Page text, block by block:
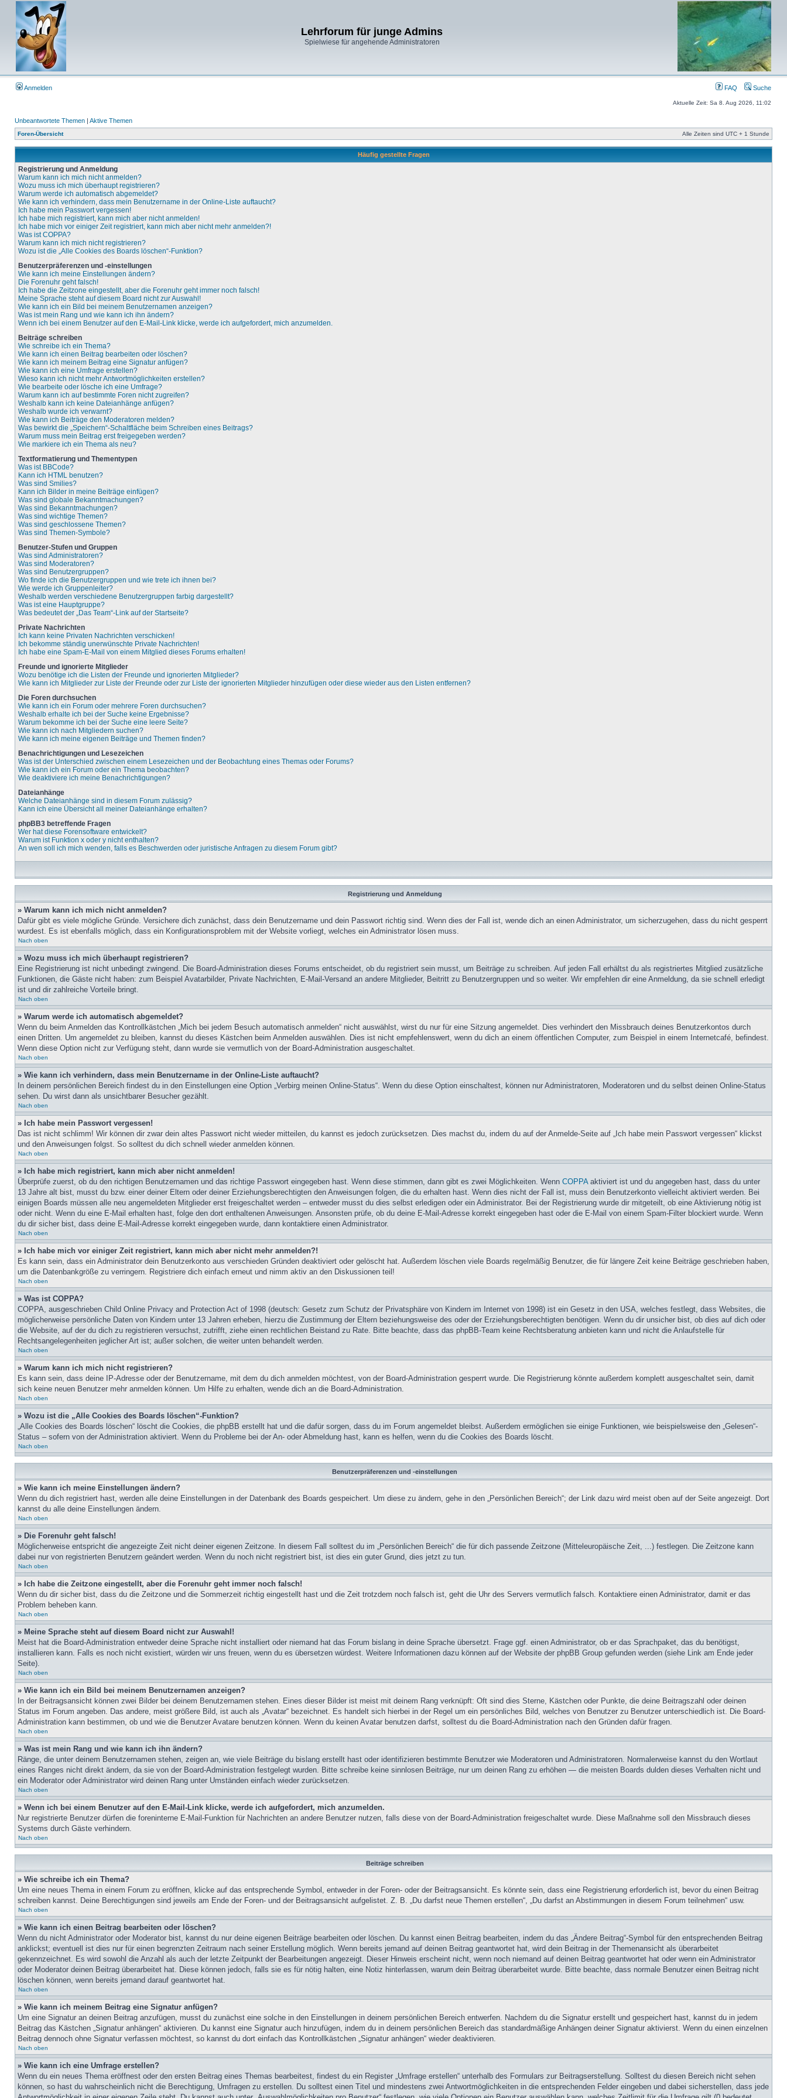
Lehrforum für junge Admins
Spielwiese für angehende Administratoren
Anmelden FAQ Suche
Aktuelle Zeit: Sa 8. Aug 2026, 11:02
Unbeantwortete Themen | Aktive Themen
Foren-Übersicht Alle Zeiten sind UTC + 1 Stunde
Häufig gestellte Fragen
Registrierung und Anmeldung
Warum kann ich mich nicht anmelden?
Wozu muss ich mich überhaupt registrieren?
Warum werde ich automatisch abgemeldet?
Wie kann ich verhindern, dass mein Benutzername in der Online-Liste auftaucht?
Ich habe mein Passwort vergessen!
Ich habe mich registriert, kann mich aber nicht anmelden!
Ich habe mich vor einiger Zeit registriert, kann mich aber nicht mehr anmelden?!
Was ist COPPA?
Warum kann ich mich nicht registrieren?
Wozu ist die „Alle Cookies des Boards löschen“-Funktion?
Benutzerpräferenzen und -einstellungen
Wie kann ich meine Einstellungen ändern?
Die Forenuhr geht falsch!
Ich habe die Zeitzone eingestellt, aber die Forenuhr geht immer noch falsch!
Meine Sprache steht auf diesem Board nicht zur Auswahl!
Wie kann ich ein Bild bei meinem Benutzernamen anzeigen?
Was ist mein Rang und wie kann ich ihn ändern?
Wenn ich bei einem Benutzer auf den E-Mail-Link klicke, werde ich aufgefordert, mich anzumelden.
Beiträge schreiben
Wie schreibe ich ein Thema?
Wie kann ich einen Beitrag bearbeiten oder löschen?
Wie kann ich meinem Beitrag eine Signatur anfügen?
Wie kann ich eine Umfrage erstellen?
Wieso kann ich nicht mehr Antwortmöglichkeiten erstellen?
Wie bearbeite oder lösche ich eine Umfrage?
Warum kann ich auf bestimmte Foren nicht zugreifen?
Weshalb kann ich keine Dateianhänge anfügen?
Weshalb wurde ich verwarnt?
Wie kann ich Beiträge den Moderatoren melden?
Was bewirkt die „Speichern“-Schaltfläche beim Schreiben eines Beitrags?
Warum muss mein Beitrag erst freigegeben werden?
Wie markiere ich ein Thema als neu?
Textformatierung und Thementypen
Was ist BBCode?
Kann ich HTML benutzen?
Was sind Smilies?
Kann ich Bilder in meine Beiträge einfügen?
Was sind globale Bekanntmachungen?
Was sind Bekanntmachungen?
Was sind wichtige Themen?
Was sind geschlossene Themen?
Was sind Themen-Symbole?
Benutzer-Stufen und Gruppen
Was sind Administratoren?
Was sind Moderatoren?
Was sind Benutzergruppen?
Wo finde ich die Benutzergruppen und wie trete ich ihnen bei?
Wie werde ich Gruppenleiter?
Weshalb werden verschiedene Benutzergruppen farbig dargestellt?
Was ist eine Hauptgruppe?
Was bedeutet der „Das Team“-Link auf der Startseite?
Private Nachrichten
Ich kann keine Privaten Nachrichten verschicken!
Ich bekomme ständig unerwünschte Private Nachrichten!
Ich habe eine Spam-E-Mail von einem Mitglied dieses Forums erhalten!
Freunde und ignorierte Mitglieder
Wozu benötige ich die Listen der Freunde und ignorierten Mitglieder?
Wie kann ich Mitglieder zur Liste der Freunde oder zur Liste der ignorierten Mitglieder hinzufügen oder diese wieder aus den Listen entfernen?
Die Foren durchsuchen
Wie kann ich ein Forum oder mehrere Foren durchsuchen?
Weshalb erhalte ich bei der Suche keine Ergebnisse?
Warum bekomme ich bei der Suche eine leere Seite?
Wie kann ich nach Mitgliedern suchen?
Wie kann ich meine eigenen Beiträge und Themen finden?
Benachrichtigungen und Lesezeichen
Was ist der Unterschied zwischen einem Lesezeichen und der Beobachtung eines Themas oder Forums?
Wie kann ich ein Forum oder ein Thema beobachten?
Wie deaktiviere ich meine Benachrichtigungen?
Dateianhänge
Welche Dateianhänge sind in diesem Forum zulässig?
Kann ich eine Übersicht all meiner Dateianhänge erhalten?
phpBB3 betreffende Fragen
Wer hat diese Forensoftware entwickelt?
Warum ist Funktion x oder y nicht enthalten?
An wen soll ich mich wenden, falls es Beschwerden oder juristische Anfragen zu diesem Forum gibt?
Registrierung und Anmeldung
» Warum kann ich mich nicht anmelden?
Dafür gibt es viele mögliche Gründe. Versichere dich zunächst, dass dein Benutzername und dein Passwort richtig sind. Wenn dies der Fall ist, wende dich an einen Administrator, um sicherzugehen, dass du nicht gesperrt
wurdest. Es ist ebenfalls möglich, dass ein Konfigurationsproblem mit der Website vorliegt, welches ein Administrator lösen muss.
Nach oben
» Wozu muss ich mich überhaupt registrieren?
Eine Registrierung ist nicht unbedingt zwingend. Die Board-Administration dieses Forums entscheidet, ob du registriert sein musst, um Beiträge zu schreiben. Auf jeden Fall erhältst du als registriertes Mitglied zusätzliche
Funktionen, die Gäste nicht haben: zum Beispiel Avatarbilder, Private Nachrichten, E-Mail-Versand an andere Mitglieder, Beitritt zu Benutzergruppen und so weiter. Wir empfehlen dir eine Anmeldung, da sie schnell erledigt
ist und dir zahlreiche Vorteile bringt.
Nach oben
» Warum werde ich automatisch abgemeldet?
Wenn du beim Anmelden das Kontrollkästchen „Mich bei jedem Besuch automatisch anmelden“ nicht auswählst, wirst du nur für eine Sitzung angemeldet. Dies verhindert den Missbrauch deines Benutzerkontos durch
einen Dritten. Um angemeldet zu bleiben, kannst du dieses Kästchen beim Anmelden auswählen. Dies ist nicht empfehlenswert, wenn du dich an einem öffentlichen Computer, zum Beispiel in einem Internetcafé, befindest.
Wenn diese Option nicht zur Verfügung steht, dann wurde sie vermutlich von der Board-Administration ausgeschaltet.
Nach oben
» Wie kann ich verhindern, dass mein Benutzername in der Online-Liste auftaucht?
In deinem persönlichen Bereich findest du in den Einstellungen eine Option „Verbirg meinen Online-Status“. Wenn du diese Option einschaltest, können nur Administratoren, Moderatoren und du selbst deinen Online-Status
sehen. Du wirst dann als unsichtbarer Besucher gezählt.
Nach oben
» Ich habe mein Passwort vergessen!
Das ist nicht schlimm! Wir können dir zwar dein altes Passwort nicht wieder mitteilen, du kannst es jedoch zurücksetzen. Dies machst du, indem du auf der Anmelde-Seite auf „Ich habe mein Passwort vergessen“ klickst
und den Anweisungen folgst. So solltest du dich schnell wieder anmelden können.
Nach oben
» Ich habe mich registriert, kann mich aber nicht anmelden!
Überprüfe zuerst, ob du den richtigen Benutzernamen und das richtige Passwort eingegeben hast. Wenn diese stimmen, dann gibt es zwei Möglichkeiten. Wenn COPPAaktiviert ist und du angegeben hast, dass du unter
13 Jahre alt bist, musst du bzw. einer deiner Eltern oder deiner Erziehungsberechtigten den Anweisungen folgen, die du erhalten hast. Wenn dies nicht der Fall ist, muss dein Benutzerkonto vielleicht aktiviert werden. Bei
einigen Boards müssen alle neu angemeldeten Mitglieder erst freigeschaltet werden – entweder musst du dies selbst erledigen oder ein Administrator. Bei der Registrierung wurde dir mitgeteilt, ob eine Aktivierung nötig ist
oder nicht. Wenn du eine E-Mail erhalten hast, folge den dort enthaltenen Anweisungen. Ansonsten prüfe, ob du deine E-Mail-Adresse korrekt eingegeben hast oder die E-Mail von einem Spam-Filter blockiert wurde. Wenn
du dir sicher bist, dass deine E-Mail-Adresse korrekt eingegeben wurde, dann kontaktiere einen Administrator.
Nach oben
» Ich habe mich vor einiger Zeit registriert, kann mich aber nicht mehr anmelden?!
Es kann sein, dass ein Administrator dein Benutzerkonto aus verschieden Gründen deaktiviert oder gelöscht hat. Außerdem löschen viele Boards regelmäßig Benutzer, die für längere Zeit keine Beiträge geschrieben haben,
um die Datenbankgröße zu verringern. Registriere dich einfach erneut und nimm aktiv an den Diskussionen teil!
Nach oben
» Was ist COPPA?
COPPA, ausgeschrieben Child Online Privacy and Protection Act of 1998 (deutsch: Gesetz zum Schutz der Privatsphäre von Kindern im Internet von 1998) ist ein Gesetz in den USA, welches festlegt, dass Websites, die
möglicherweise persönliche Daten von Kindern unter 13 Jahren erheben, hierzu die Zustimmung der Eltern beziehungsweise des oder der Erziehungsberechtigten benötigen. Wenn du dir unsicher bist, ob dies auf dich oder
die Website, auf der du dich zu registrieren versuchst, zutrifft, ziehe einen rechtlichen Beistand zu Rate. Bitte beachte, dass das phpBB-Team keine Rechtsberatung anbieten kann und nicht die Anlaufstelle für
Rechtsangelegenheiten jeglicher Art ist; außer solchen, die weiter unten behandelt werden.
Nach oben
» Warum kann ich mich nicht registrieren?
Es kann sein, dass deine IP-Adresse oder der Benutzername, mit dem du dich anmelden möchtest, von der Board-Administration gesperrt wurde. Die Registrierung könnte außerdem komplett ausgeschaltet sein, damit
sich keine neuen Benutzer mehr anmelden können. Um Hilfe zu erhalten, wende dich an die Board-Administration.
Nach oben
» Wozu ist die „Alle Cookies des Boards löschen“-Funktion?
„Alle Cookies des Boards löschen“ löscht die Cookies, die phpBB erstellt hat und die dafür sorgen, dass du im Forum angemeldet bleibst. Außerdem ermöglichen sie einige Funktionen, wie beispielsweise den „Gelesen“-
Status – sofern von der Administration aktiviert. Wenn du Probleme bei der An- oder Abmeldung hast, kann es helfen, wenn du die Cookies des Boards löscht.
Nach oben
Benutzerpräferenzen und -einstellungen
» Wie kann ich meine Einstellungen ändern?
Wenn du dich registriert hast, werden alle deine Einstellungen in der Datenbank des Boards gespeichert. Um diese zu ändern, gehe in den „Persönlichen Bereich“; der Link dazu wird meist oben auf der Seite angezeigt. Dort
kannst du alle deine Einstellungen ändern.
Nach oben
» Die Forenuhr geht falsch!
Möglicherweise entspricht die angezeigte Zeit nicht deiner eigenen Zeitzone. In diesem Fall solltest du im „Persönlichen Bereich“ die für dich passende Zeitzone (Mitteleuropäische Zeit, ...) festlegen. Die Zeitzone kann
dabei nur von registrierten Benutzern geändert werden. Wenn du noch nicht registriert bist, ist dies ein guter Grund, dies jetzt zu tun.
Nach oben
» Ich habe die Zeitzone eingestellt, aber die Forenuhr geht immer noch falsch!
Wenn du dir sicher bist, dass du die Zeitzone und die Sommerzeit richtig eingestellt hast und die Zeit trotzdem noch falsch ist, geht die Uhr des Servers vermutlich falsch. Kontaktiere einen Administrator, damit er das
Problem beheben kann.
Nach oben
» Meine Sprache steht auf diesem Board nicht zur Auswahl!
Meist hat die Board-Administration entweder deine Sprache nicht installiert oder niemand hat das Forum bislang in deine Sprache übersetzt. Frage ggf. einen Administrator, ob er das Sprachpaket, das du benötigst,
installieren kann. Falls es noch nicht existiert, würden wir uns freuen, wenn du es übersetzen würdest. Weitere Informationen dazu können auf der Website der phpBB Group gefunden werden (siehe Link am Ende jeder
Seite).
Nach oben
» Wie kann ich ein Bild bei meinem Benutzernamen anzeigen?
In der Beitragsansicht können zwei Bilder bei deinem Benutzernamen stehen. Eines dieser Bilder ist meist mit deinem Rang verknüpft: Oft sind dies Sterne, Kästchen oder Punkte, die deine Beitragszahl oder deinen
Status im Forum angeben. Das andere, meist größere Bild, ist auch als „Avatar“ bezeichnet. Es handelt sich hierbei in der Regel um ein persönliches Bild, welches von Benutzer zu Benutzer unterschiedlich ist. Die Board-
Administration kann bestimmen, ob und wie die Benutzer Avatare benutzen können. Wenn du keinen Avatar benutzen darfst, solltest du die Board-Administration nach den Gründen dafür fragen.
Nach oben
» Was ist mein Rang und wie kann ich ihn ändern?
Ränge, die unter deinem Benutzernamen stehen, zeigen an, wie viele Beiträge du bislang erstellt hast oder identifizieren bestimmte Benutzer wie Moderatoren und Administratoren. Normalerweise kannst du den Wortlaut
eines Ranges nicht direkt ändern, da sie von der Board-Administration festgelegt wurden. Bitte schreibe keine sinnlosen Beiträge, nur um deinen Rang zu erhöhen — die meisten Boards dulden dieses Verhalten nicht und
ein Moderator oder Administrator wird deinen Rang unter Umständen einfach wieder zurücksetzen.
Nach oben
» Wenn ich bei einem Benutzer auf den E-Mail-Link klicke, werde ich aufgefordert, mich anzumelden.
Nur registrierte Benutzer dürfen die foreninterne E-Mail-Funktion für Nachrichten an andere Benutzer nutzen, falls diese von der Board-Administration freigeschaltet wurde. Diese Maßnahme soll den Missbrauch dieses
Systems durch Gäste verhindern.
Nach oben
Beiträge schreiben
» Wie schreibe ich ein Thema?
Um eine neues Thema in einem Forum zu eröffnen, klicke auf das entsprechende Symbol, entweder in der Foren- oder der Beitragsansicht. Es könnte sein, dass eine Registrierung erforderlich ist, bevor du einen Beitrag
schreiben kannst. Deine Berechtigungen sind jeweils am Ende der Foren- und der Beitragsansicht aufgelistet. Z. B. „Du darfst neue Themen erstellen“, „Du darfst an Abstimmungen in diesem Forum teilnehmen“ usw.
Nach oben
» Wie kann ich einen Beitrag bearbeiten oder löschen?
Wenn du nicht Administrator oder Moderator bist, kannst du nur deine eigenen Beiträge bearbeiten oder löschen. Du kannst einen Beitrag bearbeiten, indem du das „Ändere Beitrag“-Symbol für den entsprechenden Beitrag
anklickst; eventuell ist dies nur für einen begrenzten Zeitraum nach seiner Erstellung möglich. Wenn bereits jemand auf deinen Beitrag geantwortet hat, wird dein Beitrag in der Themenansicht als überarbeitet
gekennzeichnet. Es wird sowohl die Anzahl als auch der letzte Zeitpunkt der Bearbeitungen angezeigt. Dieser Hinweis erscheint nicht, wenn noch niemand auf deinen Beitrag geantwortet hat oder wenn ein Administrator
oder Moderator deinen Beitrag überarbeitet hat. Diese können jedoch, falls sie es für nötig halten, eine Notiz hinterlassen, warum dein Beitrag überarbeitet wurde. Bitte beachte, dass normale Benutzer einen Beitrag nicht
löschen können, wenn bereits jemand darauf geantwortet hat.
Nach oben
» Wie kann ich meinem Beitrag eine Signatur anfügen?
Um eine Signatur an deinen Beitrag anzufügen, musst du zunächst eine solche in den Einstellungen in deinem persönlichen Bereich entwerfen. Nachdem du die Signatur erstellt und gespeichert hast, kannst du in jedem
Beitrag das Kästchen „Signatur anhängen“ aktivieren. Du kannst eine Signatur auch hinzufügen, indem du in deinem persönlichen Bereich das standardmäßige Anhängen deiner Signatur aktivierst. Wenn du einen einzelnen
Beitrag dennoch ohne Signatur verfassen möchtest, so kannst du dort einfach das Kontrollkästchen „Signatur anhängen“ wieder deaktivieren.
Nach oben
» Wie kann ich eine Umfrage erstellen?
Wenn du ein neues Thema eröffnest oder den ersten Beitrag eines Themas bearbeitest, findest du ein Register „Umfrage erstellen“ unterhalb des Formulars zur Beitragserstellung. Solltest du diesen Bereich nicht sehen
können, so hast du wahrscheinlich nicht die Berechtigung, Umfragen zu erstellen. Du solltest einen Titel und mindestens zwei Antwortmöglichkeiten in die entsprechenden Felder eingeben und dabei sicherstellen, dass jede